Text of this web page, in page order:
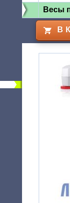
Весы
В